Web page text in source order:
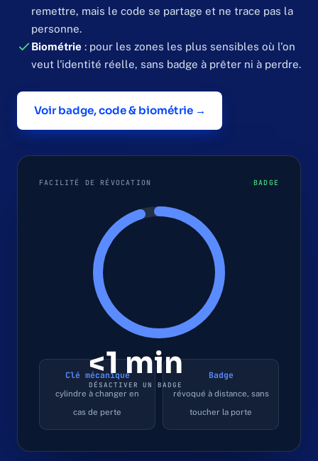
remettre, mais le code se partage et ne trace pas la
personne.
Biométrie : pour les zones les plus sensibles où l'on
veut l'identité réelle, sans badge à prêter ni à perdre.
Voir badge, code & biométrie →
FACILITÉ DE RÉVOCATION BADGE
<1 min
DÉSACTIVER UN BADGE
Clé mécanique
cylindre à changer en
cas de perte
Badge
révoqué à distance, sans
toucher la porte